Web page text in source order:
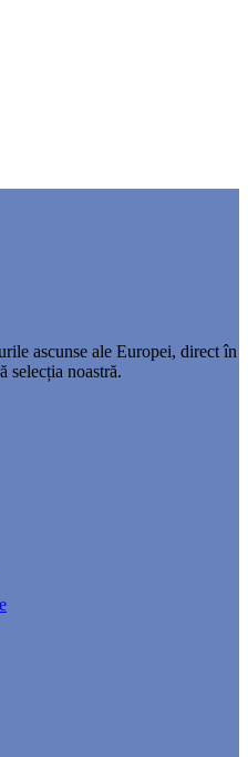
ascunse ale Europei, direct în
selecția noastră.